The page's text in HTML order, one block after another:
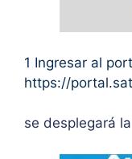
1 Ingresar al
https://
se desplegará